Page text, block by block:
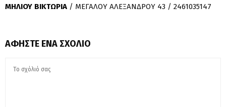
ΜΗΛΙΟΥ ΒΙΚΤΩΡΙΑ / ΜΕΓΑΛΟΥ ΑΛΕΞΑΝΔΡΟΥ 43 / 2461035147
ΑΦΉΣΤΕ ΈΝΑ ΣΧΌΛΙΟ